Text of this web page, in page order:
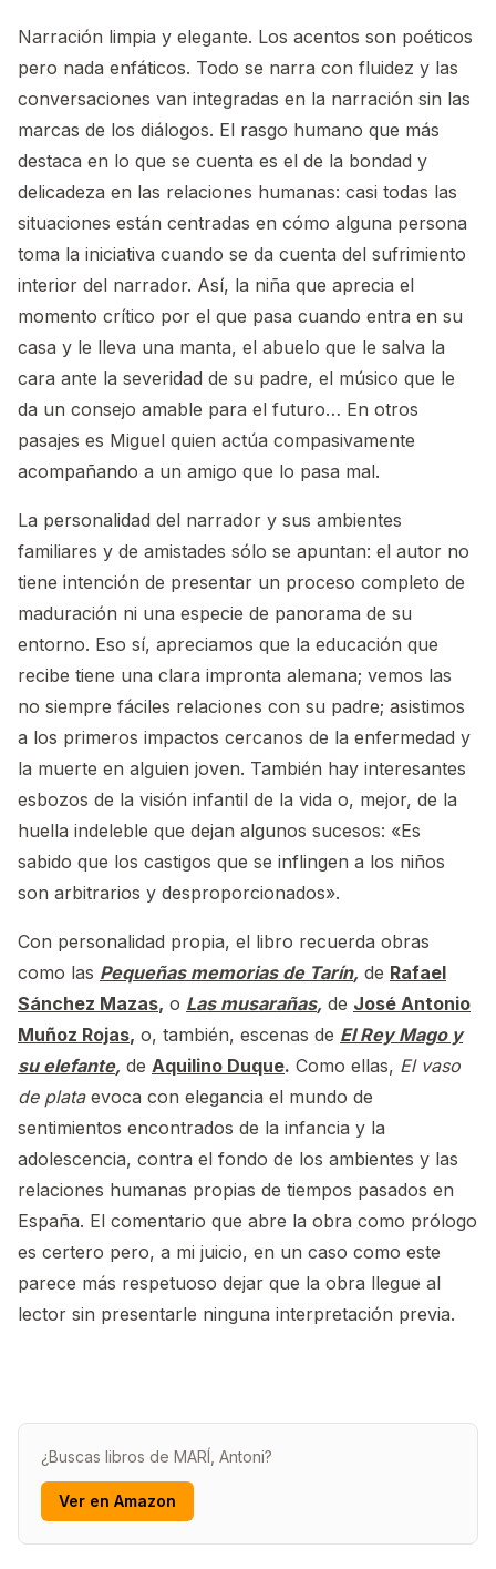
Narración limpia y elegante. Los acentos son poéticos
pero nada enfáticos. Todo se narra con fluidez y las
conversaciones van integradas en la narración sin las
marcas de los diálogos. El rasgo humano que más
destaca en lo que se cuenta es el de la bondad y
delicadeza en las relaciones humanas: casi todas las
situaciones están centradas en cómo alguna persona
toma la iniciativa cuando se da cuenta del sufrimiento
interior del narrador. Así, la niña que aprecia el
momento crítico por el que pasa cuando entra en su
casa y le lleva una manta, el abuelo que le salva la
cara ante la severidad de su padre, el músico que le
da un consejo amable para el futuro… En otros
pasajes es Miguel quien actúa compasivamente
acompañando a un amigo que lo pasa mal.
La personalidad del narrador y sus ambientes
familiares y de amistades sólo se apuntan: el autor no
tiene intención de presentar un proceso completo de
maduración ni una especie de panorama de su
entorno. Eso sí, apreciamos que la educación que
recibe tiene una clara impronta alemana; vemos las
no siempre fáciles relaciones con su padre; asistimos
a los primeros impactos cercanos de la enfermedad y
la muerte en alguien joven. También hay interesantes
esbozos de la visión infantil de la vida o, mejor, de la
huella indeleble que dejan algunos sucesos: «Es
sabido que los castigos que se inflingen a los niños
son arbitrarios y desproporcionados».
Con personalidad propia, el libro recuerda obras
como las Pequeñas memorias de Tarín, de Rafael
Sánchez Mazas, o Las musarañas, de José Antonio
Muñoz Rojas, o, también, escenas de El Rey Mago y
su elefante, de Aquilino Duque. Como ellas, El vaso
de plataevoca con elegancia el mundo de
sentimientos encontrados de la infancia y la
adolescencia, contra el fondo de los ambientes y las
relaciones humanas propias de tiempos pasados en
España. El comentario que abre la obra como prólogo
es certero pero, a mi juicio, en un caso como este
parece más respetuoso dejar que la obra llegue al
lector sin presentarle ninguna interpretación previa.
¿Buscas libros de MARÍ, Antoni?
Ver en Amazon